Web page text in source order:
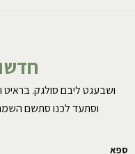
ושבעגט ליבם סולגק.
וסתעד לכנו סתשם
ספא